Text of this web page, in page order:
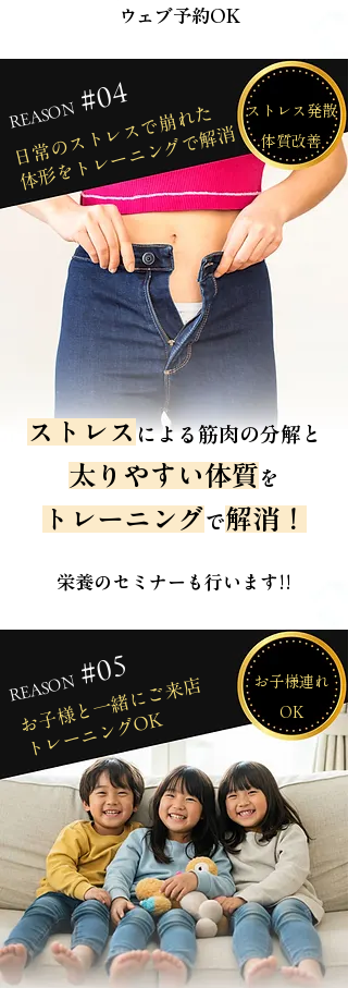
ウェブ予約OK
REASON #04
日常のストレスで崩れた
​体形をトレーニングで解消
ストレス発散
​体質改善
ストレス による筋肉の分解と
太りやすい体質 を
トレーニングで解消！
栄養のセミナーも行います!!
REASON #05
お子様と一緒にご来店
トレーニングOK
お子様連れ
​OK